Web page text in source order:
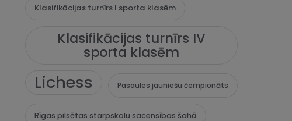
Klasifikācijas turnīrs I sporta klasēm
Klasifikācijas turnīrs IV
sporta klasēm
Lichess Pasaules jauniešu čempionāts
Rīgas pilsētas starpskolu sacensības šahā